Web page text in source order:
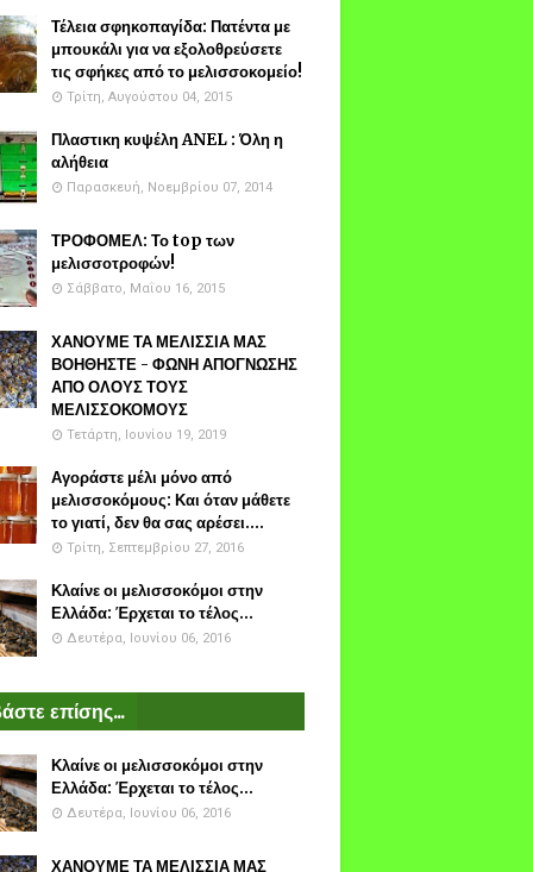
Τέλεια σφηκοπαγίδα: Πατέντα με
μπουκάλι για να εξολοθρεύσετε
τις σφήκες από το μελισσοκομείο!
Τρίτη, Αυγούστου 04, 2015
Πλαστικη κυψέλη ANEL : Όλη η
αλήθεια
Παρασκευή, Νοεμβρίου 07, 2014
ΤΡΟΦΟΜΕΛ: Το top των
μελισσοτροφών!
Σάββατο, Μαΐου 16, 2015
ΧΑΝΟΥΜΕ ΤΑ ΜΕΛΙΣΣΙΑ ΜΑΣ
ΒΟΗΘΗΣΤΕ - ΦΩΝΗ ΑΠΟΓΝΩΣΗΣ
ΑΠΟ ΟΛΟΥΣ ΤΟΥΣ
ΜΕΛΙΣΣΟΚΟΜΟΥΣ
Τετάρτη, Ιουνίου 19, 2019
Αγοράστε μέλι μόνο από
μελισσοκόμους: Και όταν μάθετε
το γιατί, δεν θα σας αρέσει....
Τρίτη, Σεπτεμβρίου 27, 2016
Κλαίνε οι μελισσοκόμοι στην
Ελλάδα: Έρχεται το τέλος...
Δευτέρα, Ιουνίου 06, 2016
επίσης...
Κλαίνε οι μελισσοκόμοι στην
Ελλάδα: Έρχεται το τέλος...
Δευτέρα, Ιουνίου 06, 2016
ΧΑΝΟΥΜΕ ΤΑ ΜΕΛΙΣΣΙΑ ΜΑΣ